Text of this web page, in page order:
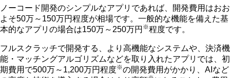
ノーコード開発のシンプルなアプリであれば、開発費用はおお
よそ50万～150万円程度が相場です。一般的な機能を備えた基
本的なアプリの場合は150万～250万円 ※程度です。
フルスクラッチで開発する、より高機能なシステムや、決済機
能・マッチングアルゴリズムなどを取り入れたアプリでは、初
期費用で500万～1,200万円程度※の開発費用がかかり、AIなど